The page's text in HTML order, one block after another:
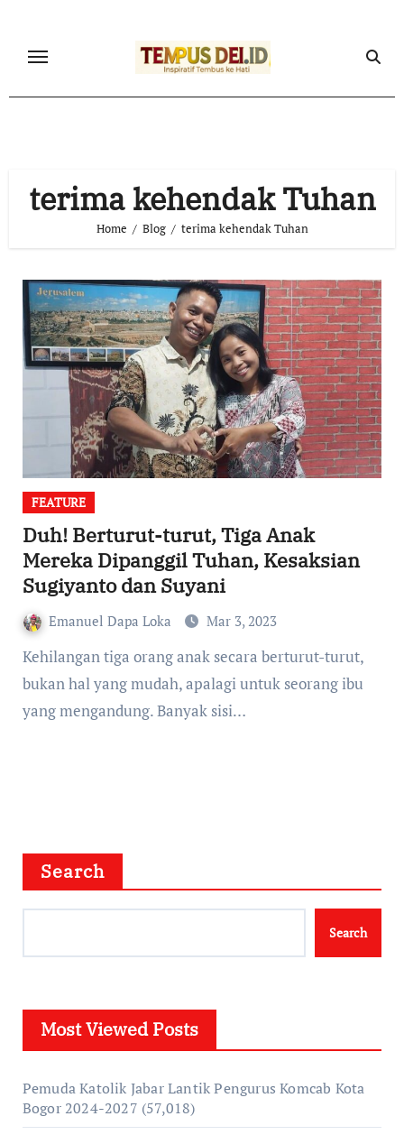
content
terima kehendak Tuhan
Home Blog terima kehendak Tuhan
FEATURE
Duh! Berturut-turut, Tiga Anak
Mereka Dipanggil Tuhan, Kesaksian
Sugiyanto dan Suyani
Emanuel Dapa Loka Mar 3, 2023
Kehilangan tiga orang anak secara berturut-turut,
bukan hal yang mudah, apalagi untuk seorang ibu
yang mengandung. Banyak sisi…
Search
Search
Most Viewed Posts
Pemuda Katolik Jabar Lantik Pengurus Komcab Kota
Bogor 2024-2027 (57,018)